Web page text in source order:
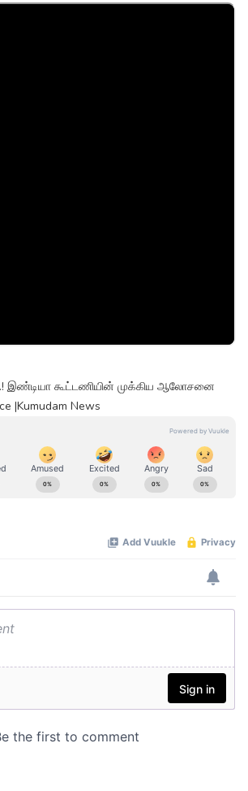
இண்டியா கூட்டணியின் முக்கிய ஆலோசனை
|Kumudam News